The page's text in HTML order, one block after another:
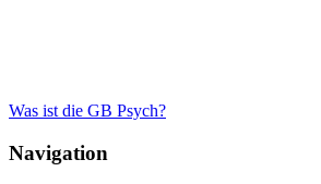
Was ist die GB Psych?
Navigation